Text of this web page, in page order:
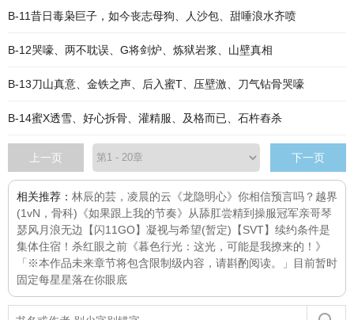
B-11昔日毒枭巨子，如今丧志母狗、人沙包、甜唾浪水齐喷
B-12哭嚎、两不耽误、G将剑炉、炼狱岩浆、山壁真相
B-13刀山真意、金铁之声、后入蜜T、压壁激、刀气钻骨哭嚎
B-14蜜X透雪、好心拆骨、灌精服、及格而已、石杵舂杀
上一页 下一页
相关推荐： 林辰的芸，凌晨的云 《龙隐明心》 你相信预言吗？ 越界
(1vN，骨科) 《如果跟上我的节奏》 从舔肛尝精到操服冠军亲哥琴
瑟风月浪无边
【闪11GO】凝视与希望(暂定) 【SVT】续约条件是
集体住宿！ 杀红眼之前 《暮色行光：这光，可能是我撩来的！》
「※本作品未来章节将包含限制级内容，请斟酌阅读。」目前暂时
固定每星星落在你眼底